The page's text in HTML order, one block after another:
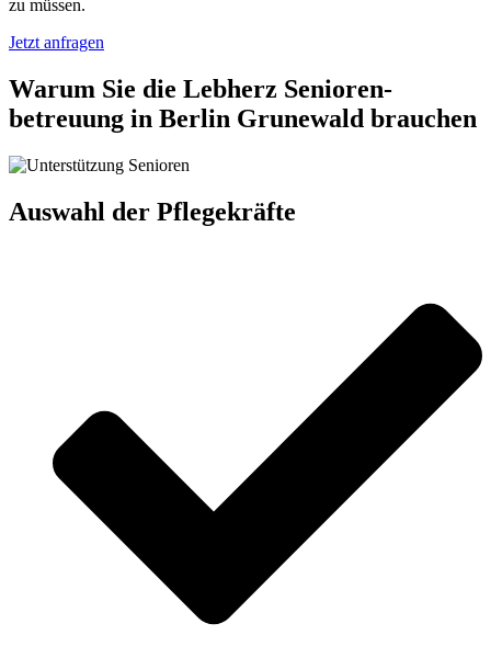
zu müssen.
Jetzt anfragen
Warum Sie die Lebherz Senioren­
betreuung in Berlin Grunewald brauchen
Auswahl der Pflegekräfte